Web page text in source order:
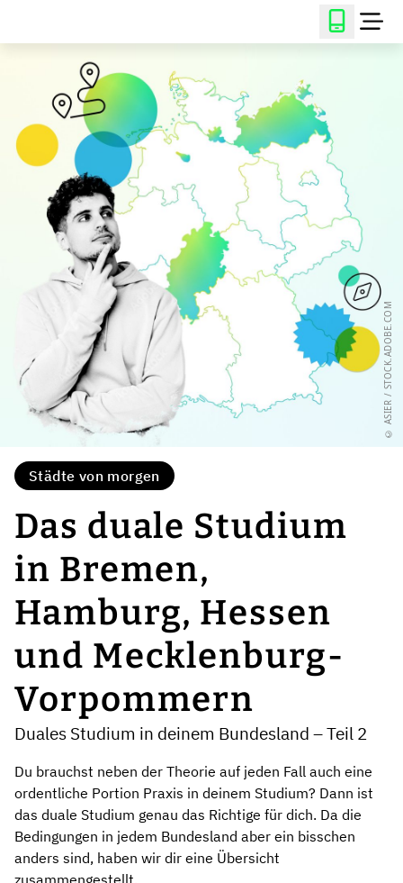
© ASIER / STOCK.ADOBE.COM
Städte von morgen
Das duale Studium
in Bremen,
Hamburg, Hessen
und Mecklenburg-
Vorpommern
Duales Studium in deinem Bundesland – Teil 2
Du brauchst neben der Theorie auf jeden Fall auch eine
ordentliche Portion Praxis in deinem Studium? Dann ist
das duale Studium genau das Richtige für dich. Da die
Bedingungen in jedem Bundesland aber ein bisschen
anders sind, haben wir dir eine Übersicht
zusammengestellt.